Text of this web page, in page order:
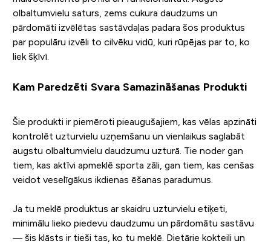
olbaltumvielu saturs, zems cukura daudzums un
pārdomāti izvēlētas sastāvdaļas padara šos produktus
par populāru izvēli to cilvēku vidū, kuri rūpējas par to, ko
liek šķīvī.
Kam Paredzēti Svara Samazināšanas Produkti
Šie produkti ir piemēroti pieaugušajiem, kas vēlas apzināti
kontrolēt uzturvielu uzņemšanu un vienlaikus saglabāt
augstu olbaltumvielu daudzumu uzturā. Tie noder gan
tiem, kas aktīvi apmeklē sporta zāli, gan tiem, kas cenšas
veidot veselīgākus ikdienas ēšanas paradumus.
Ja tu meklē produktus ar skaidru uzturvielu etiķeti,
minimālu lieko piedevu daudzumu un pārdomātu sastāvu
— šis klāsts ir tieši tas, ko tu meklē. Dietārie kokteili un